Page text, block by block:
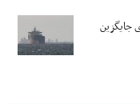
جایگزین